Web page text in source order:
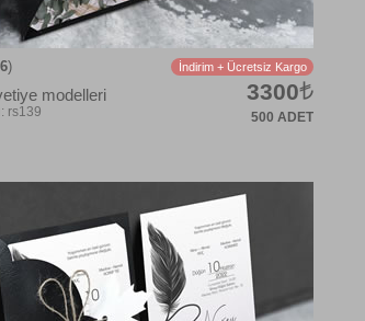
Kodu: RB628
) İndirim + Ücretsiz Kargo
modelleri 3300
500 ADET